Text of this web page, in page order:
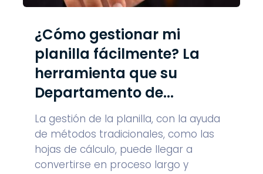
¿Cómo gestionar mi
planilla fácilmente? La
herramienta que su
Departamento de...
La gestión de la planilla, con la ayuda
de métodos tradicionales, como las
hojas de cálculo, puede llegar a
convertirse en proceso largo y